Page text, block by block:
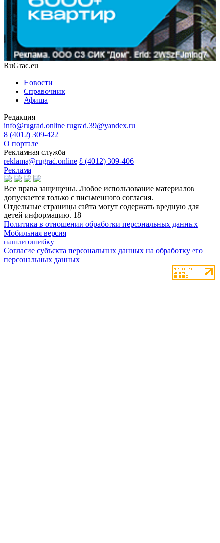
RuGrad.eu
Новости
Справочник
Афиша
Редакция
info@rugrad.online rugrad.39@yandex.ru
8 (4012) 309-422
О портале
Рекламная служба
reklama@rugrad.online 8 (4012) 309-406
Реклама
Все права защищены. Любое использование материалов
допускается только с письменного согласия.
Отдельные страницы сайта могут содержать вредную для
детей информацию. 18+
Политика в отношении обработки персональных данных
Мобильная версия
нашли ошибку
Согласие субъекта персональных данных на обработку его
персональных данных